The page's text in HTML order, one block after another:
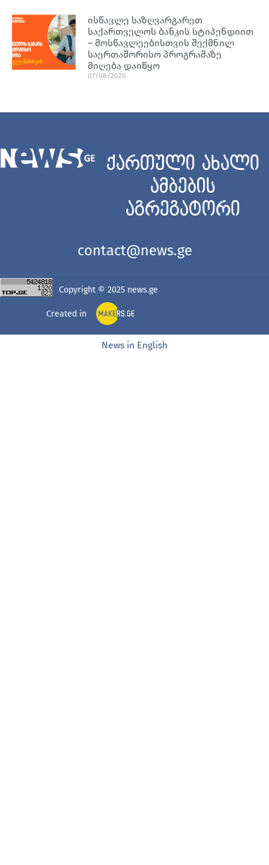
ისწავლე საზღვარგარეთ
საქართველოს ბანკის სტიპენდიით
– მოსწავლეებისთვის შექმნილ
საერთაშორისო პროგრამაზე
მიღება დაიწყო
07/08/2026
ქართული ახალი
ამბების
აგრეგატორი
contact@news.ge
Copyright © 2025 news.ge
Created in
News in English